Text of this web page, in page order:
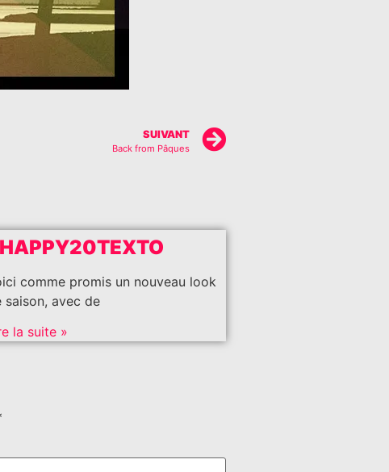
SUIVANT
Back from Pâques
comme promis un nouveau look
saison, avec de
la suite »